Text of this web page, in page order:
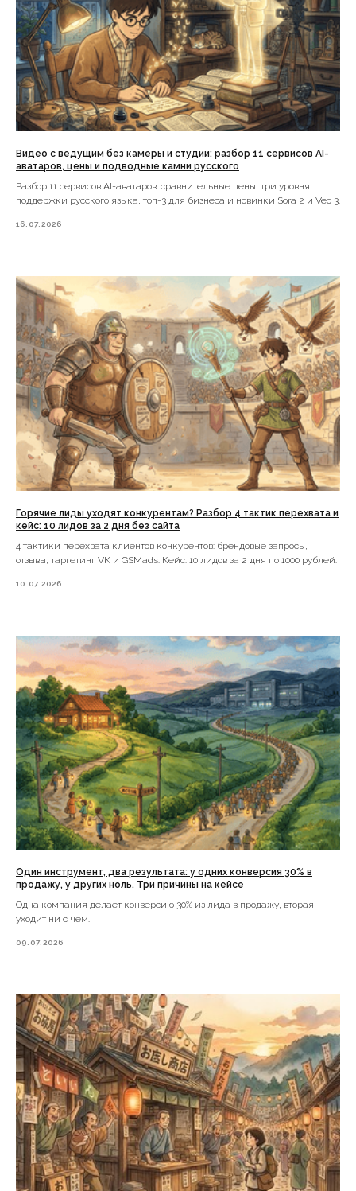
Видео с ведущим без камеры и студии: разбор 11 сервисов AI-
аватаров, цены и подводные камни русского
Разбор 11 сервисов AI-аватаров: сравнительные цены, три уровня
поддержки русского языка, топ-3 для бизнеса и новинки Sora 2 и Veo 3.
16.07.2026
Горячие лиды уходят конкурентам? Разбор 4 тактик перехвата и
кейс: 10 лидов за 2 дня без сайта
4 тактики перехвата клиентов конкурентов: брендовые запросы,
отзывы, таргетинг VK и GSMads. Кейс: 10 лидов за 2 дня по 1000 рублей.
10.07.2026
Один инструмент, два результата: у одних конверсия 30% в
продажу, у других ноль. Три причины на кейсе
Одна компания делает конверсию 30% из лида в продажу, вторая
уходит ни с чем.
09.07.2026